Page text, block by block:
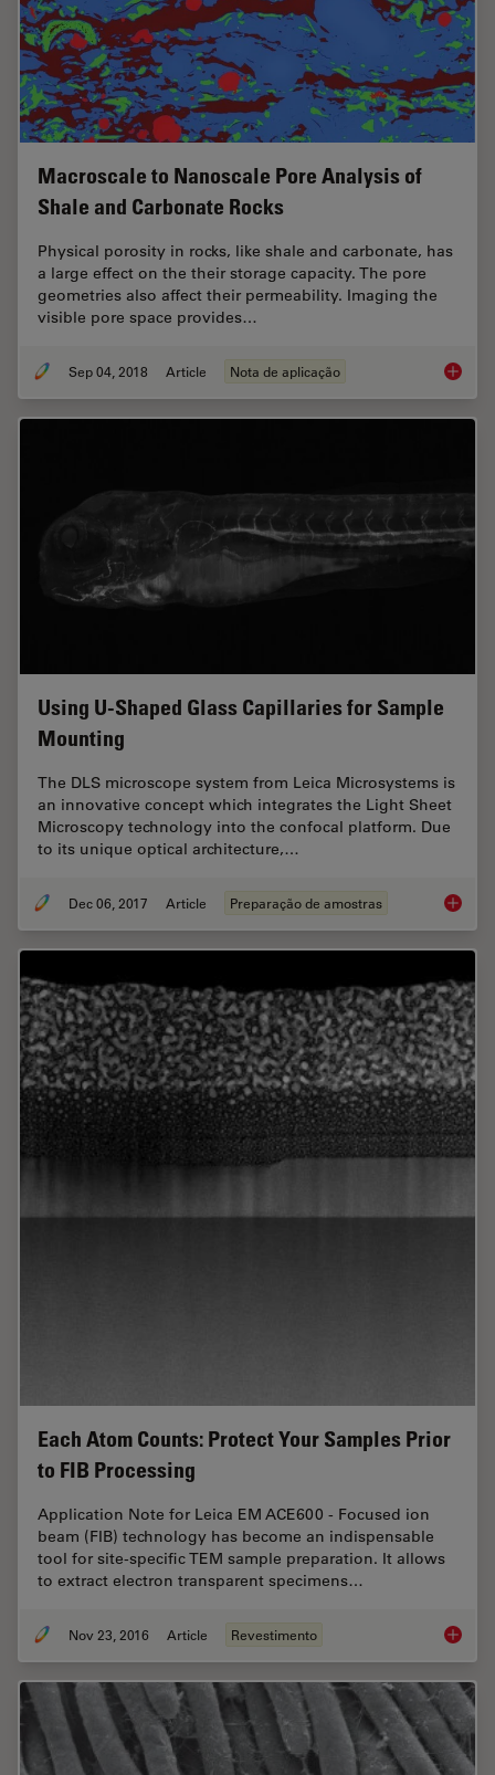
Macroscale to Nanoscale Pore Analysis of
Shale and Carbonate Rocks
Physical porosity in rocks, like shale and carbonate, has
a large effect on the their storage capacity. The pore
geometries also affect their permeability. Imaging the
visible pore space provides…
Sep 04, 2018 Article Nota de aplicação
Using U-Shaped Glass Capillaries for Sample
Mounting
The DLS microscope system from Leica Microsystems is
an innovative concept which integrates the Light Sheet
Microscopy technology into the confocal platform. Due
to its unique optical architecture,…
Dec 06, 2017 Article Preparação de amostras Using
Each Atom Counts: Protect Your Samples Prior
to FIB Processing
Application Note for Leica EM ACE600 - Focused ion
beam (FIB) technology has become an indispensable
tool for site-specific TEM sample preparation. It allows
to extract electron transparent specimens…
Nov 23, 2016 Article Revestimento Each